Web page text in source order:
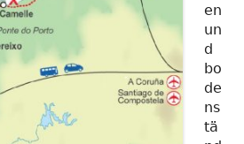
en
un
d
bo
de
ns
tä